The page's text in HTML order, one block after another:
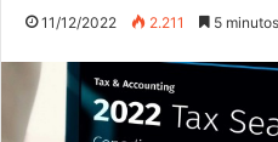
11/12/2022 2.211 5